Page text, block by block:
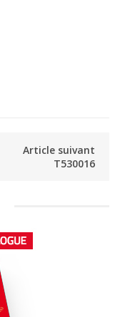
Article suivant
T530016